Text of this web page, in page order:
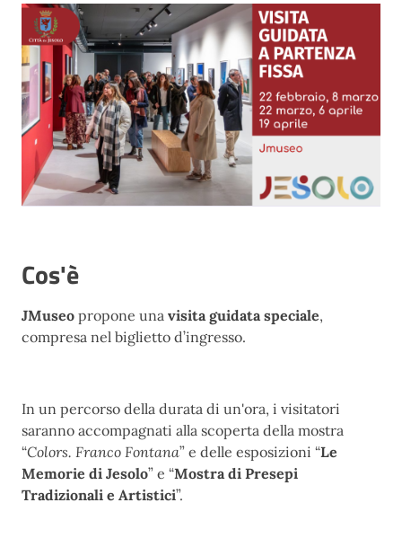
Cos'è
JMuseo propone una visita guidata speciale,
compresa nel biglietto d’ingresso.
In un percorso della durata di un'ora, i visitatori
saranno accompagnati alla scoperta della mostra
“Colors. Franco Fontana” e delle esposizioni “Le
Memorie di Jesolo” e “Mostra di Presepi
Tradizionali e Artistici”.